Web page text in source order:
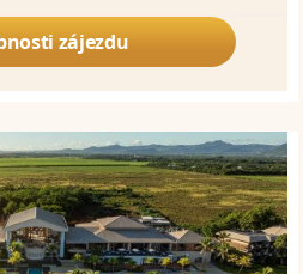
zájezdu